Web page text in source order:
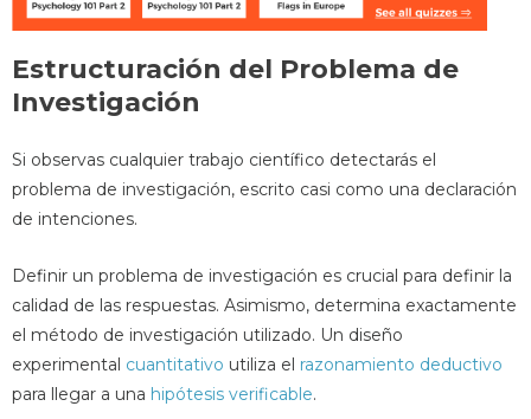
Estructuración del Problema de
Investigación
Si observas cualquier trabajo científico detectarás el
problema de investigación, escrito casi como una declaración
de intenciones.
Definir un problema de investigación es crucial para definir la
calidad de las respuestas. Asimismo, determina exactamente
el método de investigación utilizado. Un diseño
experimental cuantitativo utiliza el razonamiento deductivo
para llegar a una hipótesis verificable.